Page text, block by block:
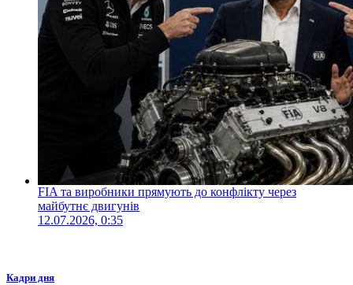
FIA та виробники прямують до конфлікту через
майбутнє двигунів
12.07.2026, 0:35
Кадри дня